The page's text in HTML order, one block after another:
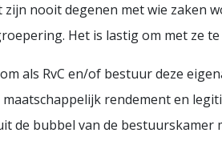
nooit degenen met wie zaken
Het is lastig om met ze
als RvC en/of bestuur deze
rendement en
de bubbel van de bestuurskamer